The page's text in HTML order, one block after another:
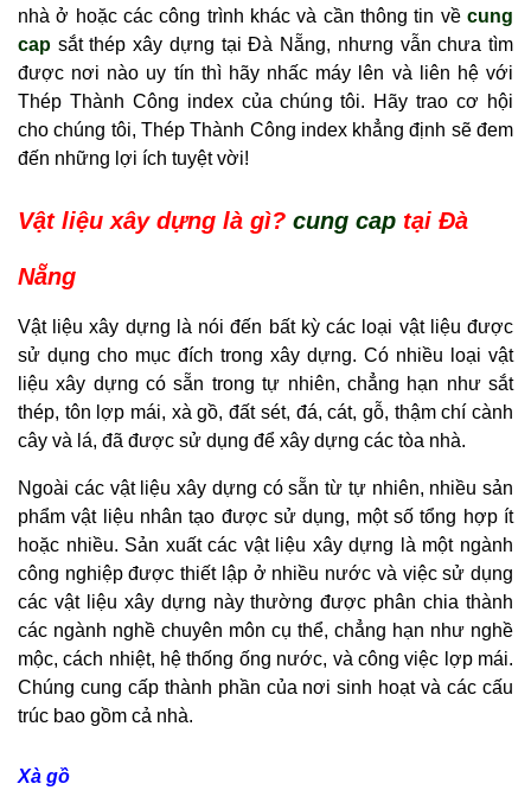
nhà ở hoặc các công trình khác và cần thông tin về cung
cap sắt thép xây dựng tại Đà Nẵng, nhưng vẫn chưa tìm
được nơi nào uy tín thì hãy nhấc máy lên và liên hệ với
Thép Thành Công index của chúng tôi. Hãy trao cơ hội
cho chúng tôi, Thép Thành Công index khẳng định sẽ đem
đến những lợi ích tuyệt vời!
Vật liệu xây dựng là gì? cung cap tại Đà
Nẵng
Vật liệu xây dựng là nói đến bất kỳ các loại vật liệu được
sử dụng cho mục đích trong xây dựng. Có nhiều loại vật
liệu xây dựng có sẵn trong tự nhiên, chẳng hạn như sắt
thép, tôn lợp mái, xà gồ, đất sét, đá, cát, gỗ, thậm chí cành
cây và lá, đã được sử dụng để xây dựng các tòa nhà.
Ngoài các vật liệu xây dựng có sẵn từ tự nhiên, nhiều sản
phẩm vật liệu nhân tạo được sử dụng, một số tổng hợp ít
hoặc nhiều. Sản xuất các vật liệu xây dựng là một ngành
công nghiệp được thiết lập ở nhiều nước và việc sử dụng
các vật liệu xây dựng này thường được phân chia thành
các ngành nghề chuyên môn cụ thể, chẳng hạn như nghề
mộc, cách nhiệt, hệ thống ống nước, và công việc lợp mái.
Chúng cung cấp thành phần của nơi sinh hoạt và các cấu
trúc bao gồm cả nhà.
Xà gồ